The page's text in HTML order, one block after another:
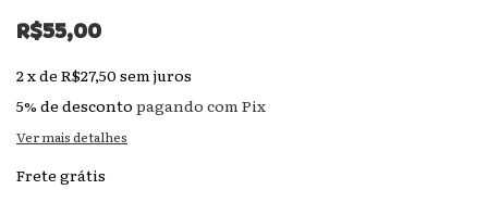
R$55,00
2xde R$27,50 sem juros
5% de desconto pagando com Pix
Ver mais detalhes
Frete grátis